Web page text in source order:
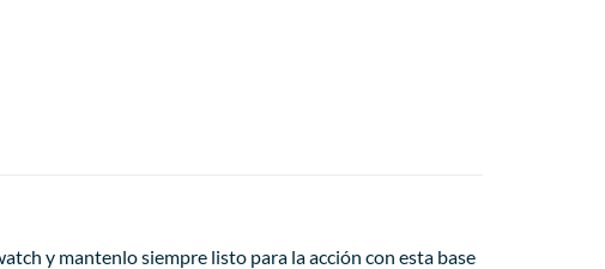
y mantenlo siempre listo para la acción con esta base